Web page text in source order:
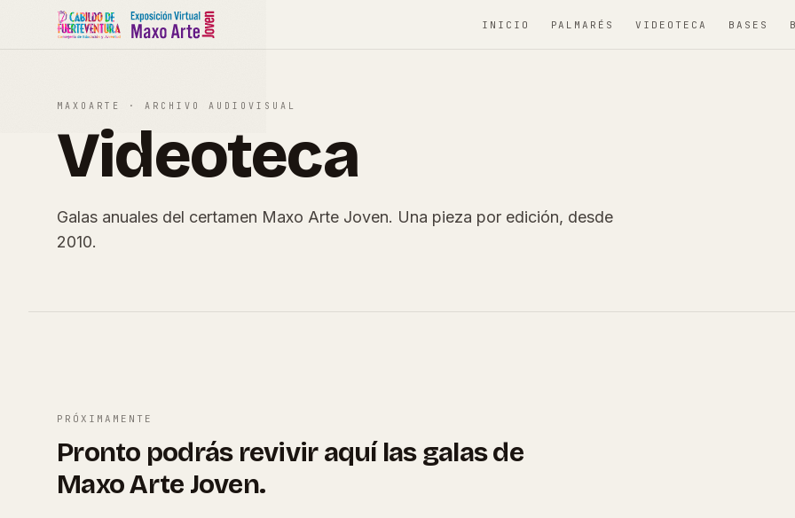
INICIO PALMARÉS VIDEOTECA BASES
MAXOARTE · ARCHIVO AUDIOVISUAL
Videoteca
Galas anuales del certamen Maxo Arte Joven. Una pieza por edición, desde
2010.
PRÓXIMAMENTE
Pronto podrás revivir aquí las galas de
Maxo Arte Joven.